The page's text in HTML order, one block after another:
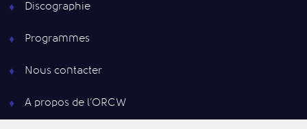
Discographie
Programmes
Nous contacter
A propos de l’ORCW